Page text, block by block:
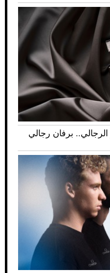
برفان رجالي